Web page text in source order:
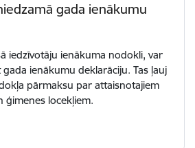
gada ienākumu
iedzīvotāju ienākuma nodokli, var
ienākumu deklarāciju. Tas ļauj
pārmaksu par attaisnotajiem
ģimenes locekļiem.